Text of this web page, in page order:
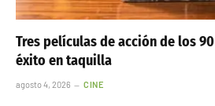
Tres películas de acción de los
éxito en taquilla
agosto 4, 2026 CINE